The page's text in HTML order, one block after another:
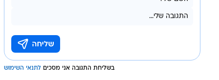
בשליחת התגובה אני מסכים לתנאי השימוש